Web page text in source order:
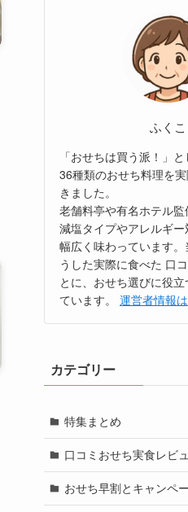
ふくこ
「おせちは買う派！」
36種類のおせち料理を
きました。
老舗料亭や有名ホテル監
減塩タイプやアレルギ
幅広く味わっています。
うした実際に食べた 口
とに、おせち選びに役
ています。 運営者情報
カテゴリー
特集まとめ
口コミおせち実食レビ
おせち早割とキャンペ